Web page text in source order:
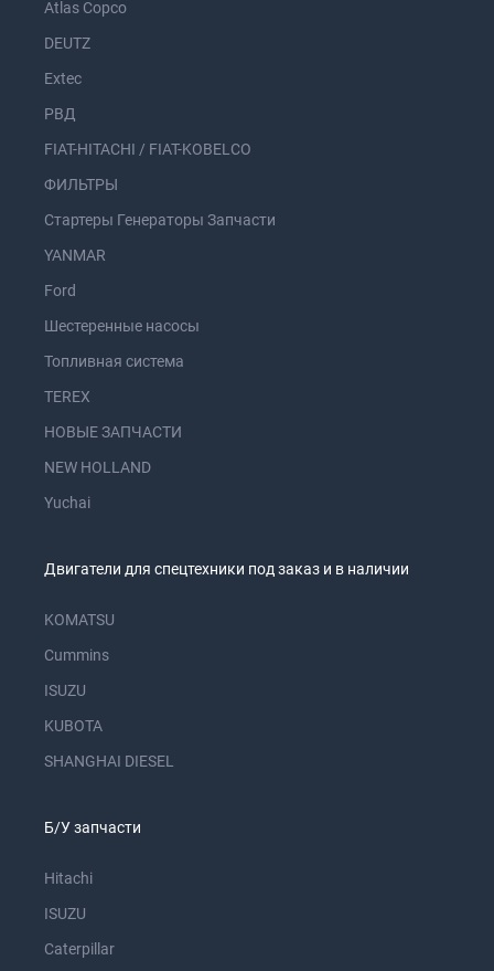
Atlas Copco
DEUTZ
Extec
РВД
FIAT-HITACHI / FIAT-KOBELCO
ФИЛЬТРЫ
Стартеры Генераторы Запчасти
YANMAR
Ford
Шестеренные насосы
Топливная система
TEREX
НОВЫЕ ЗАПЧАСТИ
NEW HOLLAND
Yuchai
Двигатели для спецтехники под заказ и в наличии
KOMATSU
Cummins
ISUZU
KUBOTA
SHANGHAI DIESEL
Б/У запчасти
Hitachi
ISUZU
Caterpillar